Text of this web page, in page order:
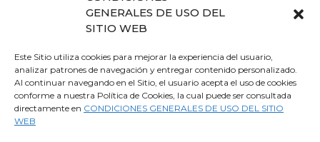
GENERALES DE USO DEL
SITIO WEB
Este Sitio utiliza cookies para mejorar la experiencia del usuario,
analizar patrones de navegación y entregar contenido personalizado.
Al continuar navegando en el Sitio, el usuario acepta el uso de cookies
conforme a nuestra Política de Cookies, la cual puede ser consultada
directamente en CONDICIONES GENERALES DE USO DEL SITIO
WEB
llamen
o también
contrata